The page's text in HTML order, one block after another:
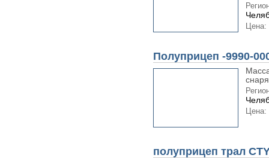
Цена:
Полуприцеп -9990-
Цена:
полуприцеп трал